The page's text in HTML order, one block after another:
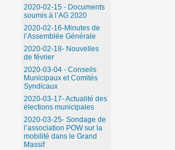
2020-02-15 - Documents
soumis à l’AG 2020
2020-02-16-Minutes de
l’Assemblée Générale
2020-02-18- Nouvelles
de février
2020-03-04 - Conseils
Municipaux et Comités
Syndicaux
2020-03-17- Actualité des
élections municipales
2020-03-25- Sondage de
l’association POW sur la
mobilité dans le Grand
Massif